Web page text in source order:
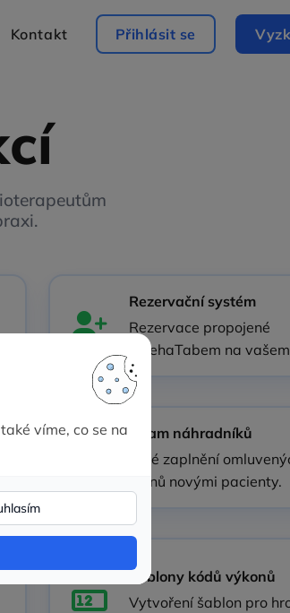
Kontakt Přihlásit se
Rezervační systém
Rezervace propojené
s RehaTabem na
Seznam náhradníků
Rychlé zaplnění
termínů novými pacienty.
Šablony kódů výkonů
Vytvoření šablon pro